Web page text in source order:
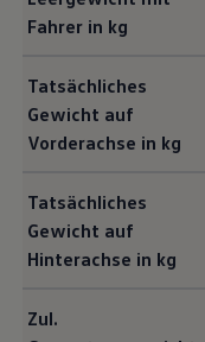
Fahrer in kg
Tatsächliches
Gewicht auf
Vorderachse in kg
Tatsächliches
Gewicht auf
Hinterachse in kg
Zul.